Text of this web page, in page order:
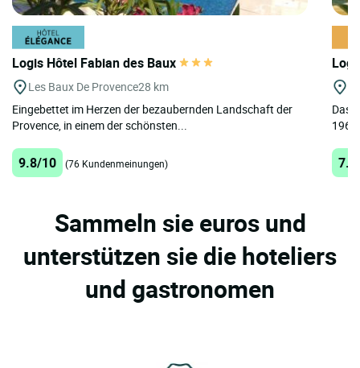
Logis Hôtel Fabian des Baux
Les Baux De Provence28 km
Eingebettet im Herzen der bezaubernden Landschaft der
Provence, in einem der schönsten...
9.8/10 (76 Kundenmeinungen)
Das
Sammeln sie euros und
unterstützen sie die hoteliers
und gastronomen